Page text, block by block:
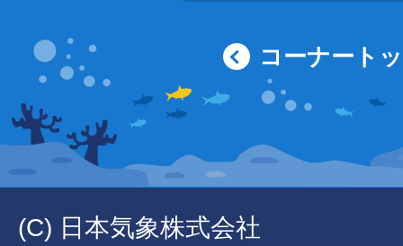
コーナート
(C) 日本気象株式会社